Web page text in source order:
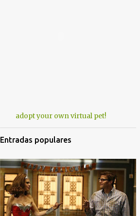
adopt your own virtual pet!
Entradas populares